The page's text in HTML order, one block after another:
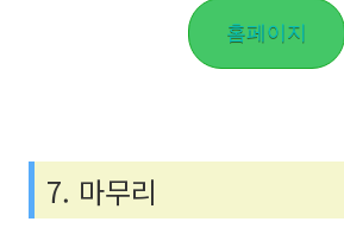
홈페이지
7. 마무리